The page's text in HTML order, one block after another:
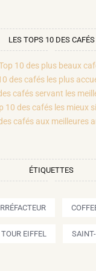
LES TOPS 10 DES CAFÉS
10 des plus beaux
des cafés les plus
cafés servant les
10 des cafés les mieux
cafés aux meilleures
ÉTIQUETTES
TOUR EIFFEL